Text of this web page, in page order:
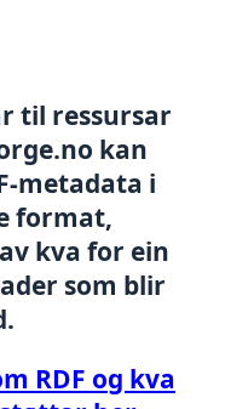
til ressursar
kan
metadata i
format,
kva for ein
som blir
RDF og kva